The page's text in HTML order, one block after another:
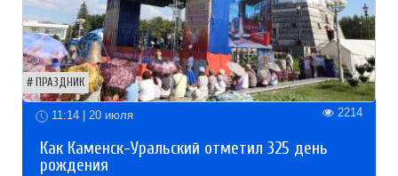
ПРАЗДНИК
11:14 | 20 июля 2214
Как Каменск-Уральский отметил 325 день
рождения